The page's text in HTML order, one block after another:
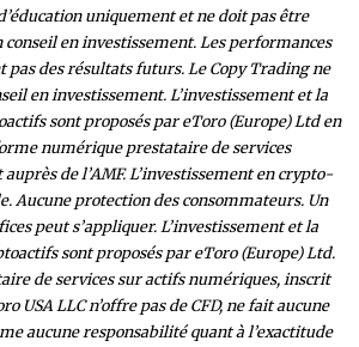
uniquement et ne doit pas être
conseil en investissement. Les performances
pas des résultats futurs. Le Copy Trading ne
en investissement. L’investissement et la
sont proposés par eToro (Europe) Ltd en
numérique prestataire de services
de l’AMF. L’investissement en crypto-
Aucune protection des consommateurs. Un
peut s’appliquer. L’investissement et la
sont proposés par eToro (Europe) Ltd.
de services sur actifs numériques, inscrit
USA LLC n’offre pas de CFD, ne fait aucune
aucune responsabilité quant à l’exactitude